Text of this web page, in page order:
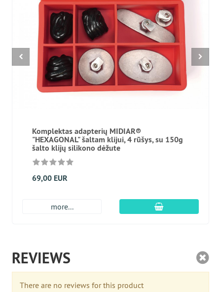
Komplektas adapterių MIDIAR®
"HEXAGONAL" šaltam klijui, 4 rūšys, su 150g
šalto klijų silikono dėžute
69,00 EUR
more... Įdėti į krepšį
REVIEWS
There are no reviews for this product